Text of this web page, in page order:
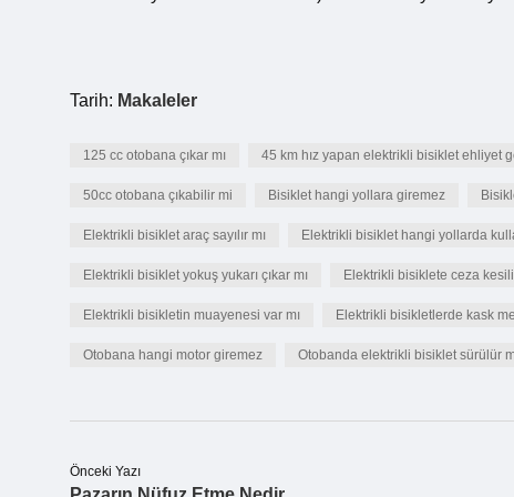
Tarih: Makaleler
125 cc otobana çıkar mı 45 km hız yapan elektrikli bisiklet ehliyet
50cc otobana çıkabilir mi Bisiklet hangi yollara giremez
Elektrikli bisiklet araç sayılır mı Elektrikli bisiklet hangi yollarda
Elektrikli bisiklet yokuş yukarı çıkar mı Elektrikli bisiklete ceza
Elektrikli bisikletin muayenesi var mı Elektrikli bisikletlerde kask
Otobana hangi motor giremez Otobanda elektrikli bisiklet sürülür
Önceki Yazı